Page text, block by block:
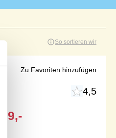
So sortieren wir
4,5
679,-
Zu Favoriten hinzufügen